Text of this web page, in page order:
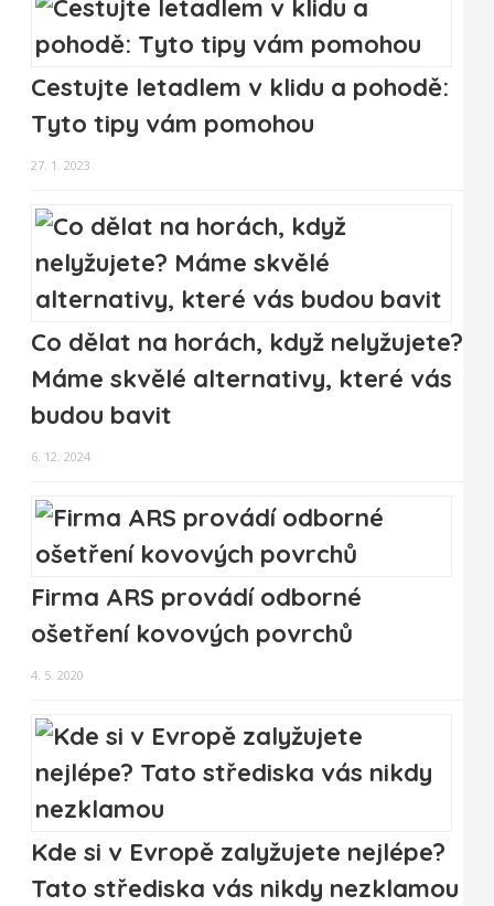
Cestujte letadlem v klidu a pohodě:
Tyto tipy vám pomohou
27. 1. 2023
Co dělat na horách, když nelyžujete?
Máme skvělé alternativy, které vás
budou bavit
6. 12. 2024
Firma ARS provádí odborné
ošetření kovových povrchů
4. 5. 2020
Kde si v Evropě zalyžujete nejlépe?
Tato střediska vás nikdy nezklamou